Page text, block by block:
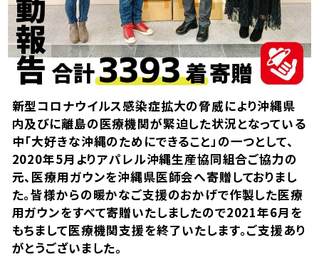
新型コロナウイルス感染症拡大の脅威により沖縄県
内及びに離島の医療機関が緊迫した状況となっている
中「大好きな沖縄のためにできること」の一つとして、
2020年5月よりアパレル沖縄生産協同組合ご協力の
元、医療用ガウンを沖縄県医師会へ寄贈しておりまし
た。皆様からの暖かなご支援のおかげで作製した医療
用ガウンをすべて寄贈いたしましたので2021年6月を
もちまして医療機関支援を終了いたします。ご支援あり
がとうございました。